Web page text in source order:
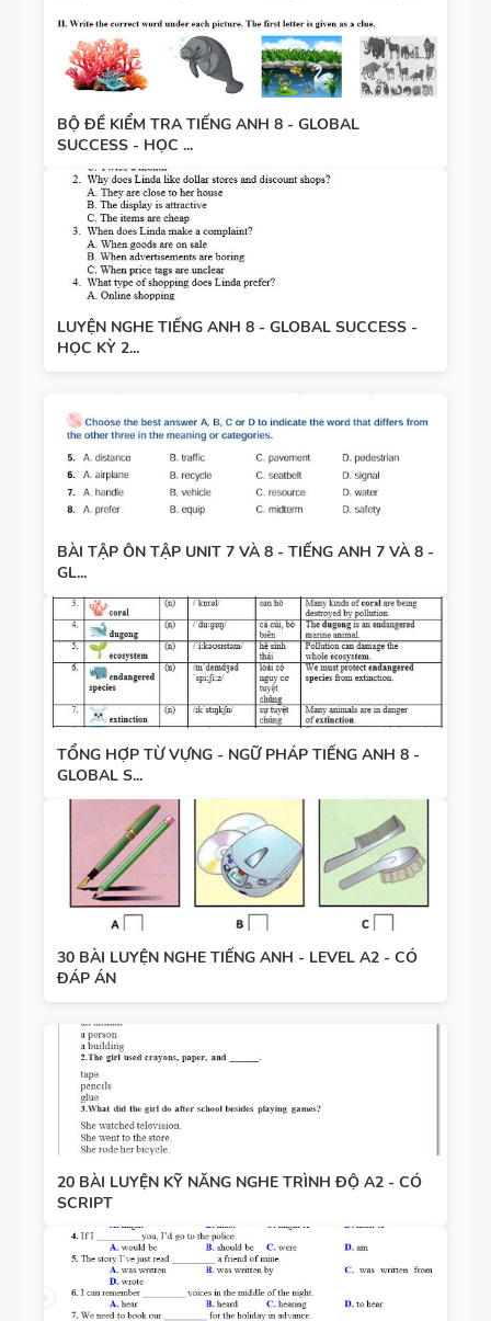
BỘ ĐỀ KIỂM TRA TIẾNG ANH 8 - GLOBAL
SUCCESS - HỌC ...
LUYỆN NGHE TIẾNG ANH 8 - GLOBAL SUCCESS -
HỌC KỲ 2...
BÀI TẬP ÔN TẬP UNIT 7 VÀ 8 - TIẾNG ANH 7 VÀ 8 -
GL...
TỔNG HỢP TỪ VỰNG - NGỮ PHÁP TIẾNG ANH 8 -
GLOBAL S...
30 BÀI LUYỆN NGHE TIẾNG ANH - LEVEL A2 - CÓ
ĐÁP ÁN
20 BÀI LUYỆN KỸ NĂNG NGHE TRÌNH ĐỘ A2 - CÓ
SCRIPT